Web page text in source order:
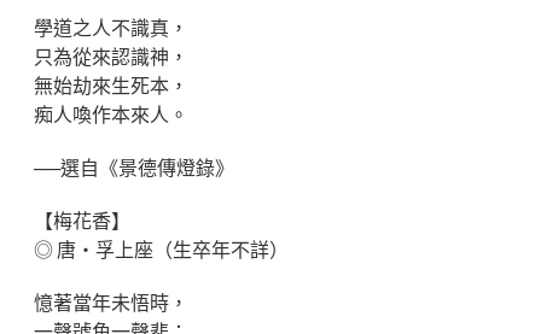
學道之人不識真，
只為從來認識神，
無始劫來生死本，
痴人喚作本來人。
──選自《景德傳燈錄》
【梅花香】
◎ 唐‧孚上座（生卒年不詳）
憶著當年未悟時，